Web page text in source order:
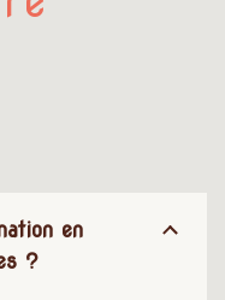
en
?